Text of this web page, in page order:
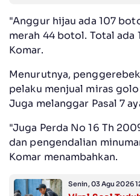
"Anggur hijau ada 107
merah 44 botol. Total ada
Komar.
Menurutnya,
pelaku menjual miras
Juga melanggar Pasal 7
"Juga Perda No 16 Th
dan pengendalian
Komar menambahkan.
Senin, 03 Agu 2026